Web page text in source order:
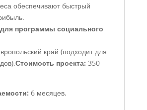
обеспечивают быстрый
программы социального
край (подходит для
Стоимость проекта: 350
6 месяцев.